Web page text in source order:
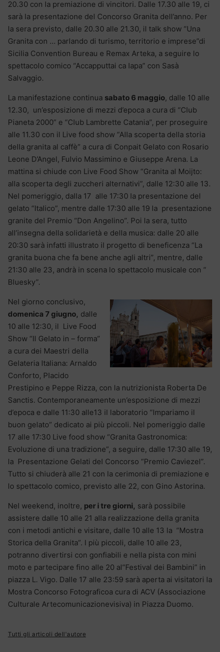
20.30 con la premiazione di vincitori. Dalle 17.30 alle 19, ci
sarà la presentazione del Concorso Granita dell’anno. Per
la sera previsto, dalle 20.30 alle 21.30, il talk show “Una
Granita con … parlando di turismo, territorio e imprese”di
Sicilia Convention Bureau e Remax Arteka, a seguire lo
spettacolo comico “Accapputtai ca lapa” con Sasà
Salvaggio.
La manifestazione continua sabato 6 maggio, dalle 10 alle
12.30, un’esposizione di mezzi d’epoca a cura di “Club
Pianeta 2000” e “Club Lambrette Catania”, per proseguire
alle 11.30 con il Live food show “Alla scoperta della storia
della granita al caffè” a cura di Conpait Gelato con Rosario
Leone D’Angel, Fulvio Massimino e Giuseppe Arena. La
mattina si chiude con Live Food Show “Granita al Moijto:
alla scoperta degli zuccheri alternativi”, dalle 12:30 alle 13.
Nel pomeriggio, dalla 17 alle 17:30 la presentazione del
gelato “Italico”, mentre dalle 17:30 alle 19 la presentazione
granite del Premio “Don Angelino”. Poi la sera, tutto
all’insegna della solidarietà e della musica: dalle 20 alle
20:30 sarà infatti illustrato il progetto di beneficenza “La
granita buona che fa bene anche agli altri”, mentre, dalle
21:30 alle 23, andrà in scena lo spettacolo musicale con “
Bluesky”.
Nel giorno conclusivo,
domenica 7 giugno, dalle
10 alle 12:30, il Live Food
Show “Il Gelato in – forma”
a cura dei Maestri della
Gelateria Italiana: Arnaldo
Conforto, Placido
Prestipino e Peppe Rizza, con la nutrizionista Roberta De
Sanctis. Contemporaneamente un’esposizione di mezzi
d’epoca e dalle 11:30 alle13 il laboratorio “Impariamo il
buon gelato” dedicato ai più piccoli. Nel pomeriggio dalle
17 alle 17:30 Live food show “Granita Gastronomica:
Evoluzione di una tradizione”, a seguire, dalle 17:30 alle 19,
la Presentazione Gelati del Concorso “Premio Caviezel”.
Tutto si chiuderà alle 21 con la cerimonia di premiazione e
lo spettacolo comico, previsto alle 22, con Gino Astorina.
Nel weekend, inoltre, per i tre giorni, sarà possibile
assistere dalle 10 alle 21 alla realizzazione della granita
con i metodi antichi e visitare, dalle 10 alle 13 la “Mostra
Storica della Granita”. I più piccoli, dalle 10 alle 23,
potranno divertirsi con gonfiabili e nella pista con mini
moto e partecipare fino alle 20 al“Festival dei Bambini” in
piazza L. Vigo. Dalle 17 alle 23:59 sarà aperta ai visitatori la
Mostra Concorso Fotograficoa cura di ACV (Associazione
Culturale Artecomunicazionevisiva) in Piazza Duomo.
Tutti gli articoli dell'autore